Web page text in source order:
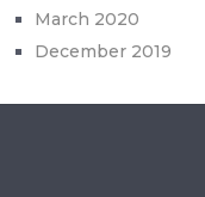
March 2020
December 2019